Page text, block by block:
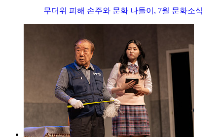
무더위 피해 손주와 문화 나들이, 7월 문화소식